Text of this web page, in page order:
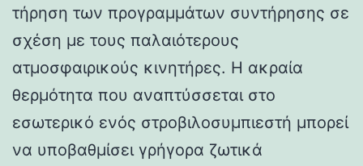
τήρηση των προγραμμάτων συντήρησης σε
σχέση με τους παλαιότερους
ατμοσφαιρικούς κινητήρες. Η ακραία
θερμότητα που αναπτύσσεται στο
εσωτερικό ενός στροβιλοσυμπιεστή μπορεί
να υποβαθμίσει γρήγορα ζωτικά